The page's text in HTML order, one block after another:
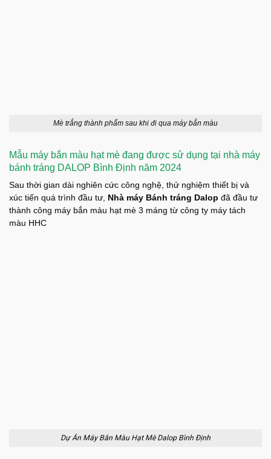
Mè trắng thành phẩm sau khi đi qua máy bắn màu
Mẫu máy bắn màu hạt mè đang được sử dụng tại nhà máy
bánh tráng DALOP Bình Định năm 2024
Sau thời gian dài nghiên cức công nghệ, thử nghiệm thiết bị và
xúc tiến quá trình đầu tư,
Nhà máy Bánh tráng Dalop đã đầu tư
thành công máy bắn màu hạt mè 3 máng từ công ty máy tách
màu HHC
Dự Án Máy Bắn Màu Hạt Mè Dalop Bình Định